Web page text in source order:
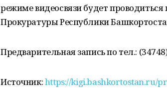
режиме видеосвязи будет
Прокуратуры Республики
Предварительная запись по тел.:
Источник:https://kigi.bashkortostan.ru/